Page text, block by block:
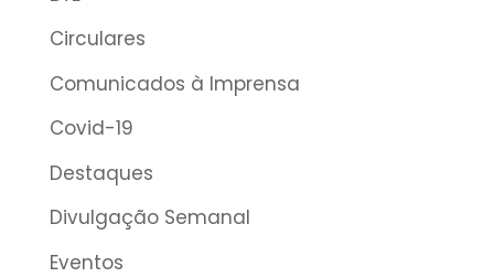
Circulares
Comunicados à Imprensa
Covid-19
Destaques
Divulgação Semanal
Eventos